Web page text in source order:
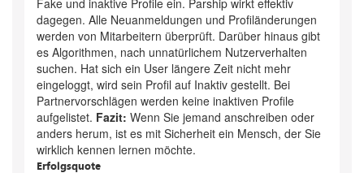
dagegen. Alle Neuanmeldungen und Profiländerungen
werden von Mitarbeitern überprüft. Darüber hinaus gibt
es Algorithmen, nach unnatürlichem Nutzerverhalten
suchen. Hat sich ein User längere Zeit nicht mehr
eingeloggt, wird sein Profil auf Inaktiv gestellt. Bei
Partnervorschlägen werden keine inaktiven Profile
aufgelistet. Fazit: Wenn Sie jemand anschreiben oder
anders herum, ist es mit Sicherheit ein Mensch, der Sie
wirklich kennen lernen möchte.
Erfolgsquote